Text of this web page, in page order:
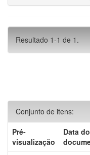
Resultado 1-1 de 1.
Conjunto de itens:
Pré-
visualização
Data do